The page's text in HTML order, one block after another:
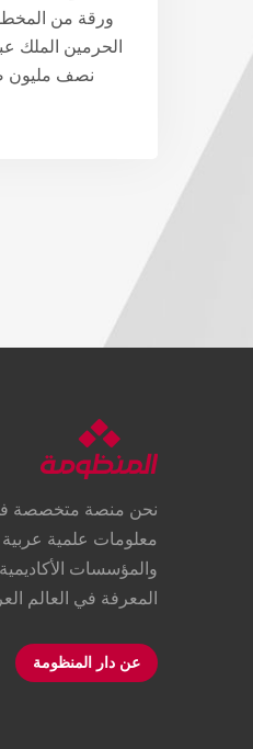
ورقة من
الحرمين الملك
نصف مليون
نحن منصة متخصصة
معلومات علمية عربية
والمؤسسات
المعرفة في العالم
عن دار المنظومة